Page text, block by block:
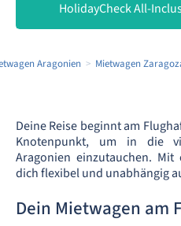
HolidayCheck All-
Aragonien Mietwagen
Deine Reise beginnt am
Knotenpunkt, um in die
Aragonien einzutauchen.
dich flexibel und unabhängig
Dein Mietwagen am